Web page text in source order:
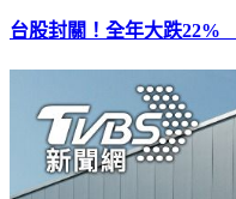
台股封關！全年大跌22%